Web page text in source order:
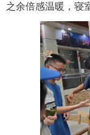
之余倍感温暖，寝